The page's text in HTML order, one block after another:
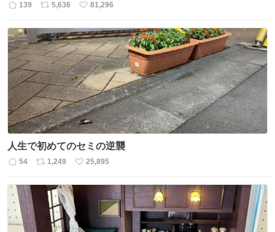
返
数
139
リ
ス
ト
数
5,636
い
ね
数
81,296
人生で初めてのセミの逆襲
返
数
54
リ
ス
数
1,249
い
数
25,895